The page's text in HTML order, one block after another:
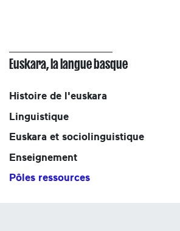
Euskara, la langue basque
Histoire de l'euskara
Linguistique
Euskara et sociolinguistique
Enseignement
Pôles ressources